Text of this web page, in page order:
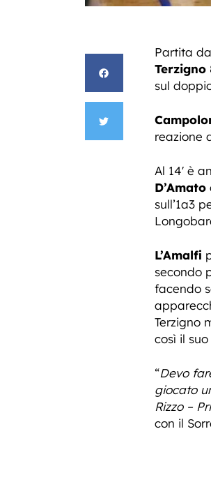
Partita
Terzigno
sul
reazione
Al 14′ è
D’Amato
sull’1a3
L’Amalfi
secondo
facendo
Terzigno
così il
“Devo
giocato
Rizzo –
con il